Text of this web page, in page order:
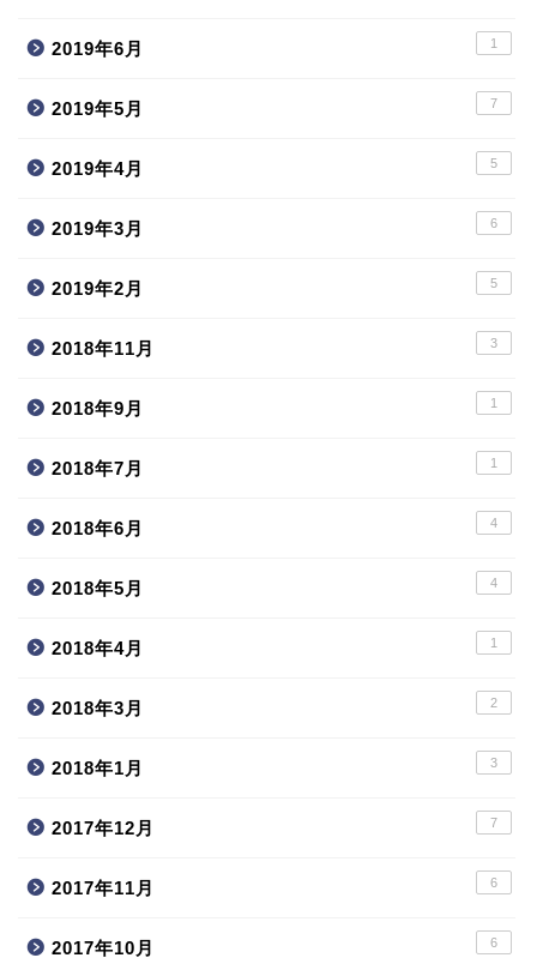
2019年6月 1
2019年5月 7
2019年4月 5
2019年3月 6
2019年2月 5
2018年11月 3
2018年9月 1
2018年7月 1
2018年6月 4
2018年5月 4
2018年4月 1
2018年3月 2
2018年1月 3
2017年12月 7
2017年11月 6
2017年10月 6